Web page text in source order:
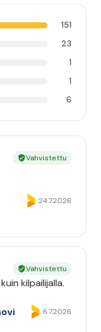
151
23
1
1
6
Vahvistettu
24.7.2026
Vahvistettu
kilpailijalla.
6.7.2026